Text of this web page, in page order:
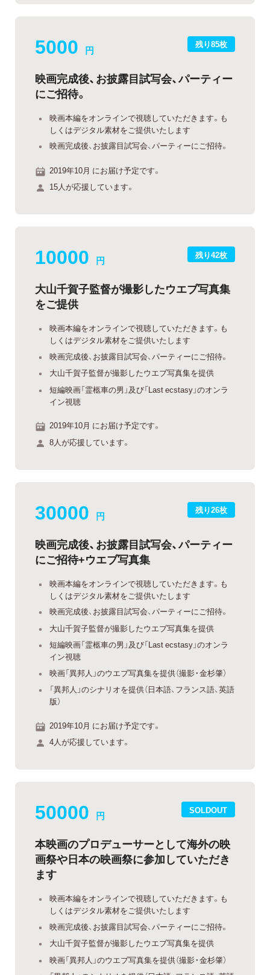
残り85枚
5000 円
映画完成後、お披露目試写会、パーティー
にご招待。
映画本編をオンラインで視聴していただきます。も
しくはデジタル素材をご提供いたします
映画完成後、お披露目試写会、パーティーにご招待。
2019年10月 にお届け予定です。
15人が応援しています。
残り42枚
10000 円
大山千賀子監督が撮影したウエブ写真集
をご提供
映画本編をオンラインで視聴していただきます。も
しくはデジタル素材をご提供いたします
映画完成後、お披露目試写会、パーティーにご招待。
大山千賀子監督が撮影したウエブ写真集を提供
短編映画「霊柩車の男」及び「Last ecstasy」のオンラ
イン視聴
2019年10月 にお届け予定です。
8人が応援しています。
残り26枚
30000 円
映画完成後、お披露目試写会、パーティー
にご招待+ウエブ写真集
映画本編をオンラインで視聴していただきます。も
しくはデジタル素材をご提供いたします
映画完成後、お披露目試写会、パーティーにご招待。
大山千賀子監督が撮影したウエブ写真集を提供
短編映画「霊柩車の男」及び「Last ecstasy」のオンラ
イン視聴
映画「異邦人」のウエブ写真集を提供（撮影・金杉肇）
「異邦人」のシナリオを提供（日本語、フランス語、英語
版）
2019年10月 にお届け予定です。
4人が応援しています。
SOLDOUT
50000 円
本映画のプロデューサーとして海外の映
画祭や日本の映画祭に参加していただき
ます
映画本編をオンラインで視聴していただきます。も
しくはデジタル素材をご提供いたします
映画完成後、お披露目試写会、パーティーにご招待。
大山千賀子監督が撮影したウエブ写真集を提供
映画「異邦人」のウエブ写真集を提供（撮影・金杉肇）